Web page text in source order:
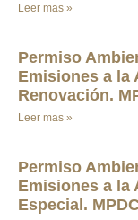
Leer mas »
Permiso
Emisiones a la
Renovación.
Leer mas »
Permiso
Emisiones a la
Especial.